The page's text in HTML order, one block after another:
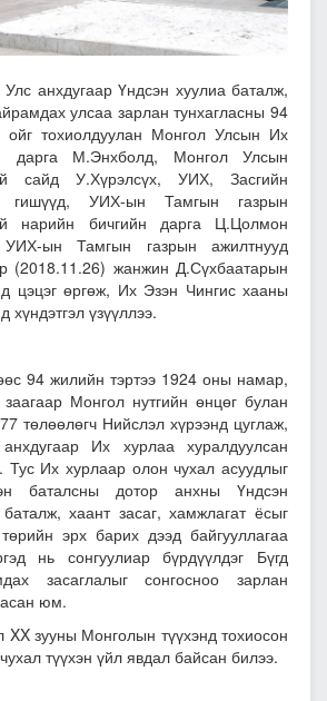
анхдугаар Үндсэн хуулиа баталж,
улсаа зарлан тунхагласны 94
ойг тохиолдуулан Монгол Улсын Их
дарга М.Энхболд, Монгол Улсын
сайд У.Хүрэлсүх, УИХ, Засгийн
гишүүд, УИХ-ын Тамгын газрын
нарийн бичгийн дарга Ц.Цолмон
ын Тамгын газрын ажилтнууд
(2018.11.26) жанжин Д.Сүхбаатарын
цэцэг өргөж, Их Эзэн Чингис хааны
хүндэтгэл үзүүллээ.
94 жилийн тэртээ 1924 оны намар,
Монгол нутгийн өнцөг булан
төлөөлөгч Нийслэл хүрээнд цуглаж,
Их хурлаа хуралдуулсан
Тус Их хурлаар олон чухал асуудлыг
баталсны дотор анхны Үндсэн
хаант засаг, хамжлагат ёсыг
эрх барих дээд байгууллагаа
нь сонгуулиар бүрдүүлдэг Бүгд
засаглалыг сонгосноо зарлан
юм.
XX зууны Монголын түүхэнд тохиосон
түүхэн үйл явдал байсан билээ.